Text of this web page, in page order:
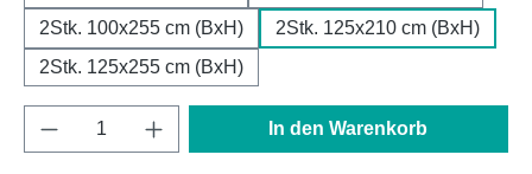
2Stk. 100x255 cm (BxH)
2Stk. 125x210 cm (BxH)
2Stk. 125x255 cm (BxH)
Produkt Anzahl: Gib den gewünschten
In den Warenkorb